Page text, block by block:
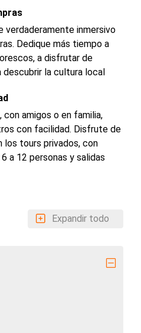
verdaderamente inmersivo
Dedique más tiempo a
a disfrutar de
la cultura local
con amigos o en familia,
con facilidad. Disfrute de
los tours privados, con
a 12 personas y salidas
Expandir todo